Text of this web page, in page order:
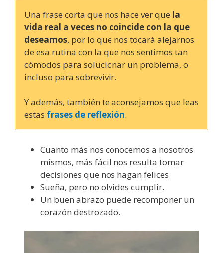
Una frase corta que nos hace ver que la
vida real a veces no coincide con la que
deseamos, por lo que nos tocará alejarnos
de esa rutina con la que nos sentimos tan
cómodos para solucionar un problema, o
incluso para sobrevivir.
Y además, también te aconsejamos que leas
estas frases de reflexión.
Cuanto más nos conocemos a nosotros
mismos, más fácil nos resulta tomar
decisiones que nos hagan felices
Sueña, pero no olvides cumplir.
Un buen abrazo puede recomponer un
corazón destrozado.